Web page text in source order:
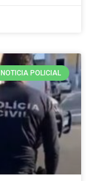
NOTICIA POLICIAL